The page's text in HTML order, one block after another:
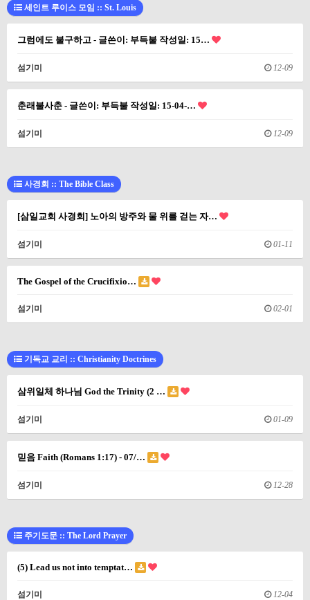
세인트 루이스 모임 :: St. Louis
그럼에도 불구하고 - 글쓴이: 부득불 작성일: 15…
섬기미 12-09
춘래불사춘 - 글쓴이: 부득불 작성일: 15-04-…
섬기미 12-09
사경회 :: The Bible Class
[삼일교회 사경회] 노아의 방주와 물 위를 걷는 자…
섬기미 01-11
The Gospel of the Crucifixio…
섬기미 02-01
기독교 교리 :: Christianity Doctrines
삼위일체 하나님 God the Trinity (2 …
섬기미 01-09
믿음 Faith (Romans 1:17) - 07/…
섬기미 12-28
주기도문 :: The Lord Prayer
(5) Lead us not into temptat…
섬기미 12-04